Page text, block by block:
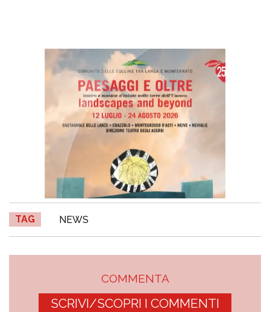
TAG NEWS
COMMENTA
SCRIVI/SCOPRI I COMMENTI